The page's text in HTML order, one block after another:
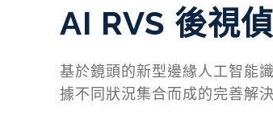
AI RVS 後視
基於鏡頭的新型邊緣人工智能
據不同狀況集合而成的完善解